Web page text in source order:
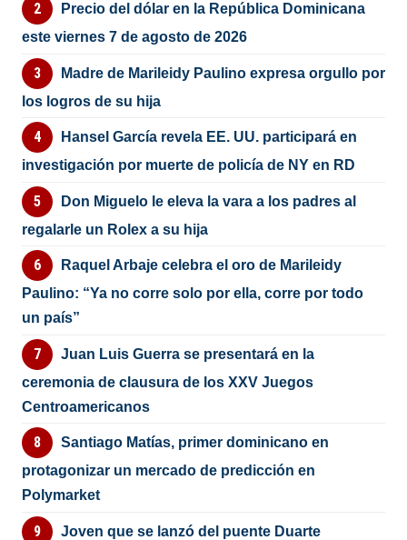
Precio del dólar en la República Dominicana
este viernes 7 de agosto de 2026
Madre de Marileidy Paulino expresa orgullo por
los logros de su hija
Hansel García revela EE. UU. participará en
investigación por muerte de policía de NY en RD
Don Miguelo le eleva la vara a los padres al
regalarle un Rolex a su hija
Raquel Arbaje celebra el oro de Marileidy
Paulino: “Ya no corre solo por ella, corre por todo
un país”
Juan Luis Guerra se presentará en la
ceremonia de clausura de los XXV Juegos
Centroamericanos
Santiago Matías, primer dominicano en
protagonizar un mercado de predicción en
Polymarket
Joven que se lanzó del puente Duarte